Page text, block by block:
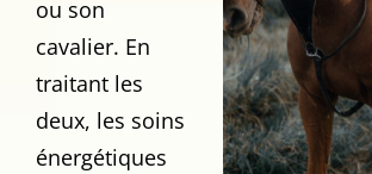
ou son
cavalier. En
traitant les
deux, les soins
énergétiques